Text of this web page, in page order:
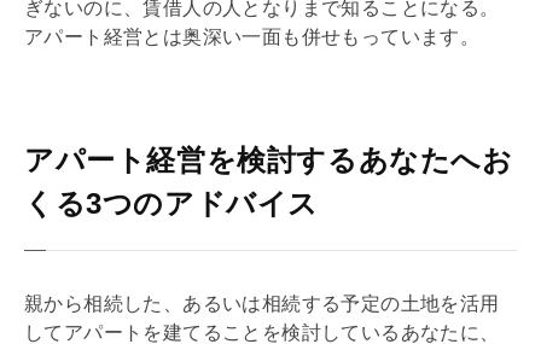
ぎないのに、賃借人の人となりまで知ることになる。
アパート経営とは奥深い一面も併せもっています。
アパート経営を検討するあなたへお
くる3つのアドバイス
親から相続した、あるいは相続する予定の土地を活用
してアパートを建てることを検討しているあなたに、